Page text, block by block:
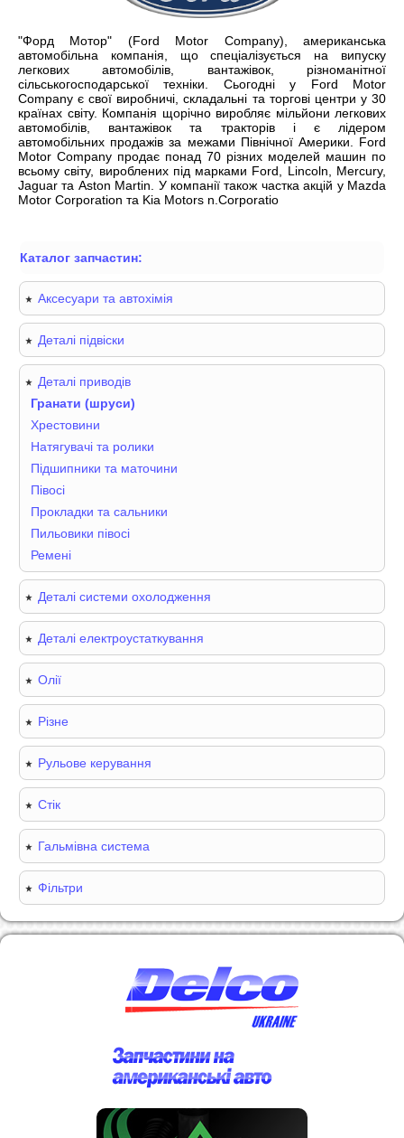
"Форд Мотор" (Ford Motor Company), американська
автомобільна компанія, що спеціалізується на випуску
легкових автомобілів, вантажівок, різноманітної
сільськогосподарської техніки. Сьогодні у Ford Motor
Company є свої виробничі, складальні та торгові центри у 30
країнах світу. Компанія щорічно виробляє мільйони легкових
автомобілів, вантажівок та тракторів і є лідером
автомобільних продажів за межами Північної Америки. Ford
Motor Company продає понад 70 різних моделей машин по
всьому світу, вироблених під марками Ford, Lincoln, Mercury,
Jaguar та Aston Martin. У компанії також частка акцій у Mazda
Motor Corporation та Kia Motors n.Corporatio
Каталог запчастин:
Аксесуари та автохімія
Деталі підвіски
Деталі приводів
Гранати (шруси)
Хрестовини
Натягувачі та ролики
Підшипники та маточини
Півосі
Прокладки та сальники
Пильовики півосі
Ремені
Деталі системи охолодження
Деталі електроустаткування
Олії
Різне
Рульове керування
Стік
Гальмівна система
Фільтри